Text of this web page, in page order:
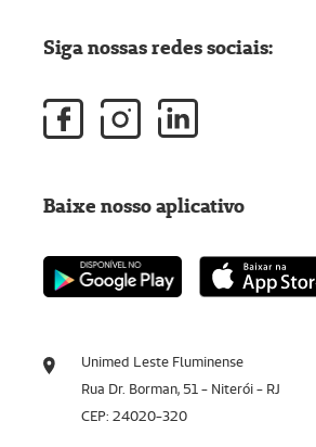
Unimed Leste Fluminense
Rua Dr. Borman, 51 - Niterói - RJ
CEP: 24020-320
Siga nossas redes sociais:
Baixe nosso aplicativo